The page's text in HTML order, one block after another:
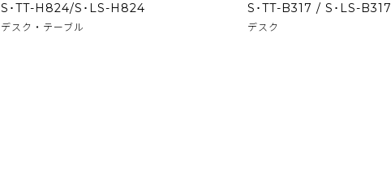
S･TT-H824/S･LS-H824
デスク・テーブル
S･TT-B317 / S･LS-B317
デスク